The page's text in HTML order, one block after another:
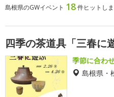
島根県のGWイベント 18件ヒットし
四季の茶道具「三春に
季節に合わ
島根県・